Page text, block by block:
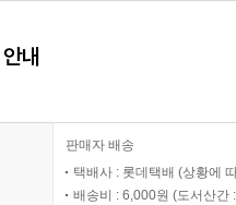
고 있었습니다.”
들. 일곱 번째 남자가 자신의
와 K는 함께 해변으로 나간다.
내
판매자 배송
택배사 : 롯데택배 (상황에
배송비 : 6,000원 (도서산간